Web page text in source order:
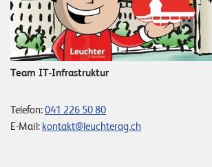
D
E
©
Team IT-Infrastruktur
Telefon:041 226 50 80
E-Mail: kontakt@leuchterag.ch